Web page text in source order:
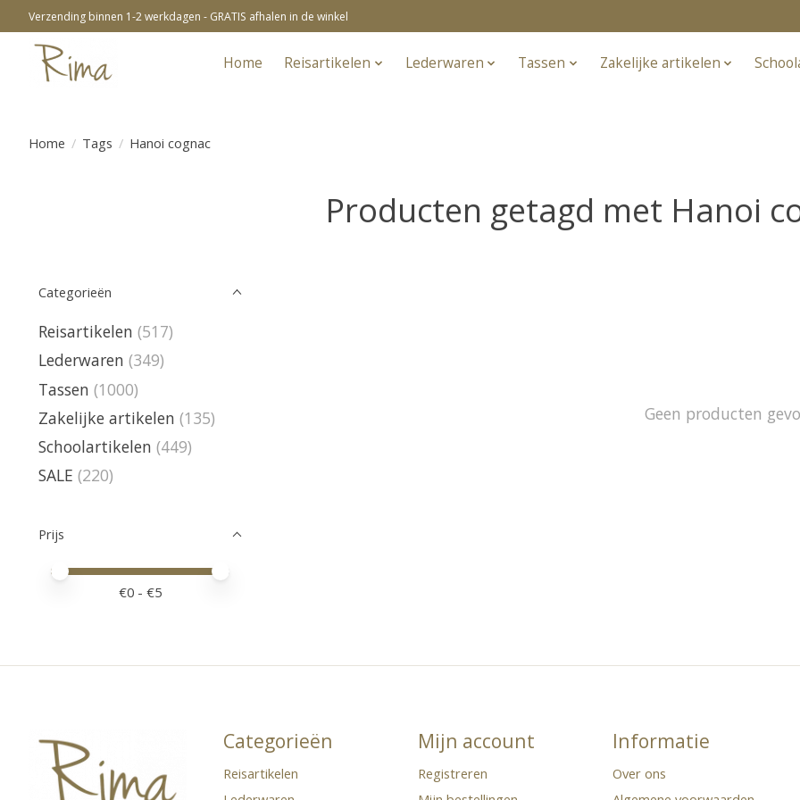
Verzending binnen 1-2 werkdagen - GRATIS afhalen in de winkel
Home Reisartikelen Lederwaren Tassen Zakelijke artikelen
Home / Tags / Hanoi cognac
Producten getagd met Hanoi
Categorieën
Reisartikelen (517)
Lederwaren (349)
Tassen (1000)
Zakelijke artikelen (135)
Schoolartikelen (449)
SALE (220)
Prijs
Minimale prijswaarde
Price maximum value
€0 - €5
Geen producten
Categorieën
Reisartikelen
Mijn account
Registreren
Informatie
Over ons